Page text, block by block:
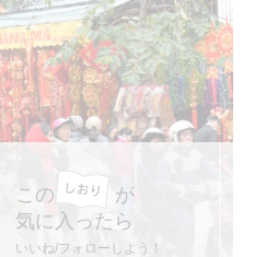
この
が
気に入ったら
いいね/フォローしよう！